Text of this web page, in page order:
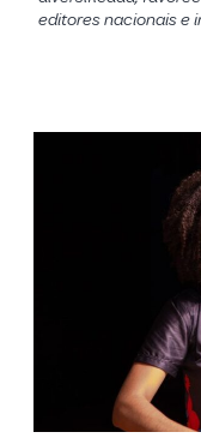
editores nacionais e